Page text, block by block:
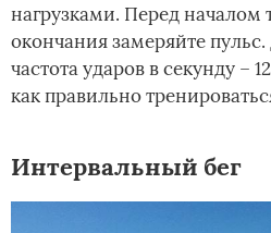
нагрузками. Перед началом
окончания замеряйте
частота ударов в секунду –
как правильно
Интервальный бег